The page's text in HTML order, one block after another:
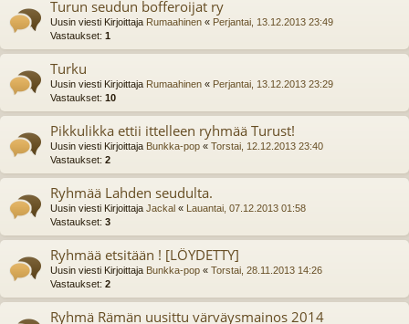
Turun seudun bofferoijat ry
Uusin viesti Kirjoittaja Rumaahinen « Perjantai, 13.12.2013 23:49
Vastaukset: 1
Turku
Uusin viesti Kirjoittaja Rumaahinen « Perjantai, 13.12.2013 23:29
Vastaukset: 10
Pikkulikka ettii ittelleen ryhmää Turust!
Uusin viesti Kirjoittaja Bunkka-pop « Torstai, 12.12.2013 23:40
Vastaukset: 2
Ryhmää Lahden seudulta.
Uusin viesti Kirjoittaja Jackal « Lauantai, 07.12.2013 01:58
Vastaukset: 3
Ryhmää etsitään ! [LÖYDETTY]
Uusin viesti Kirjoittaja Bunkka-pop « Torstai, 28.11.2013 14:26
Vastaukset: 2
Ryhmä Rämän uusittu värväysmainos 2014